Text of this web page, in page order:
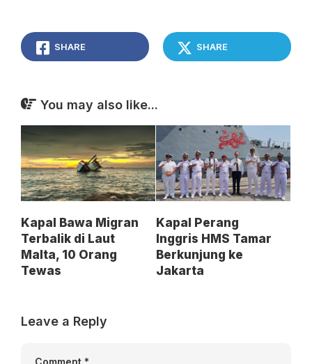
SHARE SHARE
You may also like...
Kapal Bawa Migran
Terbalik di Laut
Malta, 10 Orang
Tewas
Kapal Perang
Inggris HMS Tamar
Berkunjung ke
Jakarta
Leave a Reply
Comment *